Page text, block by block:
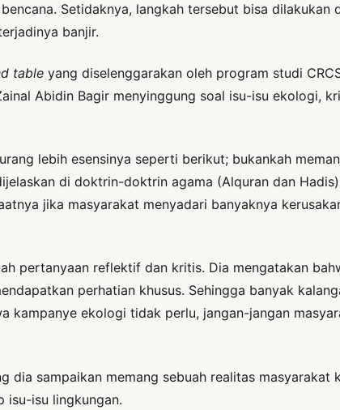
Setidaknya, langkah tersebut bisa dilakukan
banjir.
table yang diselenggarakan oleh program studi
Abidin Bagir menyinggung soal isu-isu ekologi,
lebih esensinya seperti berikut; bukankah
di doktrin-doktrin agama (Alquran dan
jika masyarakat menyadari banyaknya
pertanyaan reflektif dan kritis. Dia mengatakan
perhatian khusus. Sehingga banyak
kampanye ekologi tidak perlu, jangan-jangan
sampaikan memang sebuah realitas masyarakat
isu-isu lingkungan.